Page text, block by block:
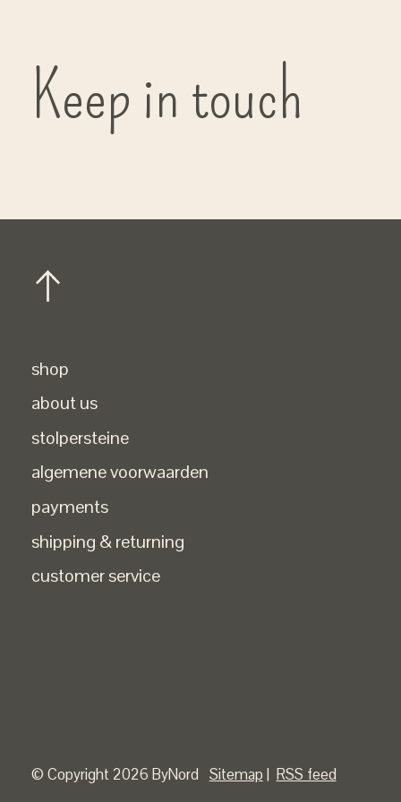
Keep in touch
shop
about us
stolpersteine
algemene voorwaarden
payments
shipping & returning
customer service
© Copyright 2026 ByNord Sitemap RSS feed